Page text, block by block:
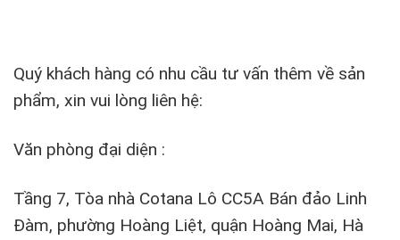
Quý khách hàng có nhu cầu tư vấn thêm về sản
phẩm, xin vui lòng liên hệ:
Văn phòng đại diện :
Tầng 7, Tòa nhà Cotana Lô CC5A Bán đảo Linh
Đàm, phường Hoàng Liệt, quận Hoàng Mai, Hà